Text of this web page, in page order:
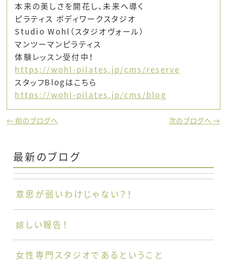
本来の美しさを開花し、未来へ導く
ピラティス ボディワークスタジオ
Studio Wohl（スタジオヴォール）
マンツーマンピラティス
体験レッスン受付中！
https://wohl-pilates.jp/cms/reserve
スタッフBlogはこちら
https://wohl-pilates.jp/cms/blog
← 前のブログへ 次のブログへ →
最新のブログ
意思が弱いわけじゃない？！
嬉しい報告！
女性専門スタジオであるということ